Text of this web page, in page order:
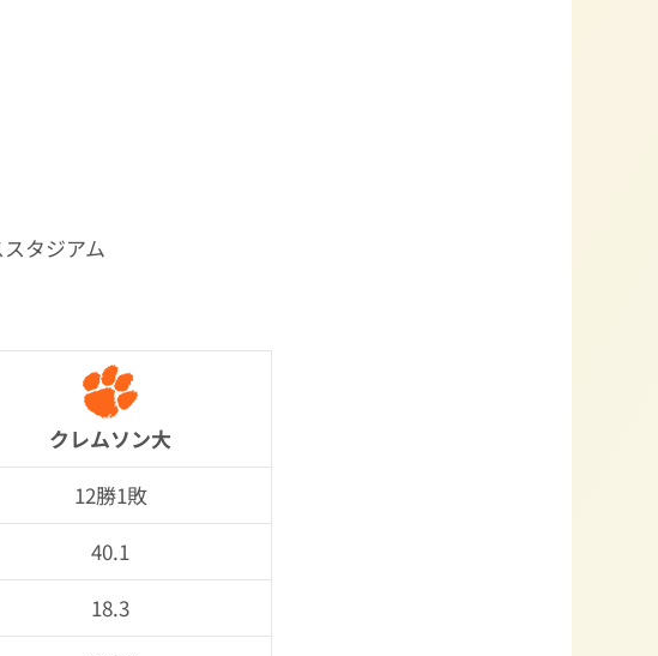
タジアム
クレムソン大
12勝1敗
40.1
18.3